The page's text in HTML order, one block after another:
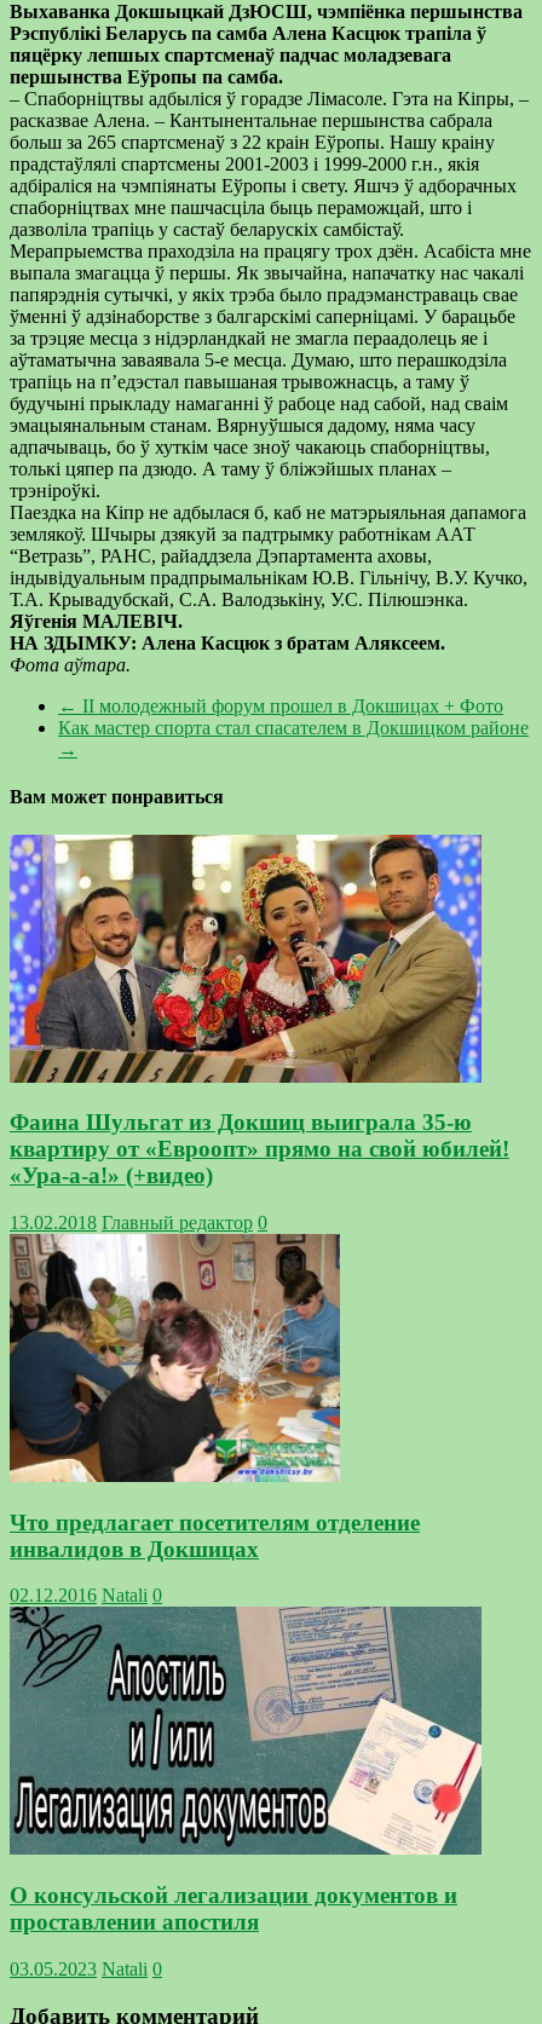
Выхаванка Докшыцкай ДзЮСШ, чэмпіёнка першынства
Рэспублікі Беларусь па самба Алена Касцюк трапіла ў
пяцёрку лепшых спартсменаў падчас моладзевага
першынства Еўропы па самба.
– Спаборніцтвы адбыліся ў горадзе Лімасоле. Гэта на Кіпры, –
расказвае Алена. – Кантынентальнае першынства сабрала
больш за 265 спартсменаў з 22 краін Еўропы. Нашу краіну
прадстаўлялі спартсмены 2001-2003 і 1999-2000 г.н., якія
адбіраліся на чэмпіянаты Еўропы і свету. Яшчэ ў адборачных
спаборніцтвах мне пашчасціла быць пераможцай, што і
дазволіла трапіць у састаў беларускіх самбістаў.
Мерапрыемства прахо­дзіла на працягу трох дзён. Асабіста мне
выпала змагацца ў першы. Як звычайна, напачатку нас чакалі
папярэднія сутычкі, у якіх трэба было прадэманстраваць свае
ўменні ў адзінаборстве з балгарскімі саперніцамі. У барацьбе
за трэцяе месца з нідэрландкай не змагла пераадолець яе і
аўтаматычна заваявала 5-е месца. Думаю, што перашкодзіла
трапіць на п’едэстал павышаная трывожнасць, а таму ў
будучыні прыкладу намаганні ў рабоце над сабой, над сваім
эмацыянальным станам. Вярнуўшыся дадому, няма часу
адпачываць, бо ў хуткім часе зноў чакаюць спаборніцтвы,
толькі цяпер па дзюдо. А таму ў бліжэйшых планах –
трэніроўкі.
Паездка на Кіпр не адбылася б, каб не матэрыяльная дапамога
землякоў. Шчыры дзякуй за падтрымку работнікам ААТ
“Ветразь”, РАНС, райаддзела Дэпартамента аховы,
індывідуальным прадпрымальнікам Ю.В. Гільнічу, В.У. Кучко,
Т.А. Крывадубскай, С.А. Валодзькіну, У.С. Пілюшэнка.
Яўгенія МАЛЕВІЧ.
НА ЗДЫМКУ: Алена Касцюк з братам Аляксеем.
Фота аўтара.
← ІІ молодежный форум прошел в Докшицах + Фото
Как мастер спорта стал спасателем в Докшицком районе
→
Вам может понравиться
Фаина Шульгат из Докшиц выиграла 35-ю
квартиру от «Евроопт» прямо на свой юбилей!
«Ура-а-а!» (+видео)
13.02.2018 Главный редактор 0
Что предлагает посетителям отделение
инвалидов в Докшицах
02.12.2016 Natali 0
О консульской легализации документов и
проставлении апостиля
03.05.2023 Natali 0
Добавить комментарий